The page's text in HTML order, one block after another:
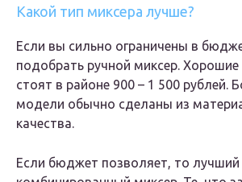
Какой тип миксера лучше?
Если вы сильно ограничены в
подобрать ручной миксер.
стоят в районе 900 – 1 500 рублей.
модели обычно сделаны из
качества.
Если бюджет позволяет, то